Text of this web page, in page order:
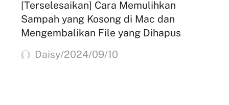
[Terselesaikan] Cara Memulihkan
Sampah yang Kosong di Mac dan
Mengembalikan File yang Dihapus
Daisy/2024/09/10